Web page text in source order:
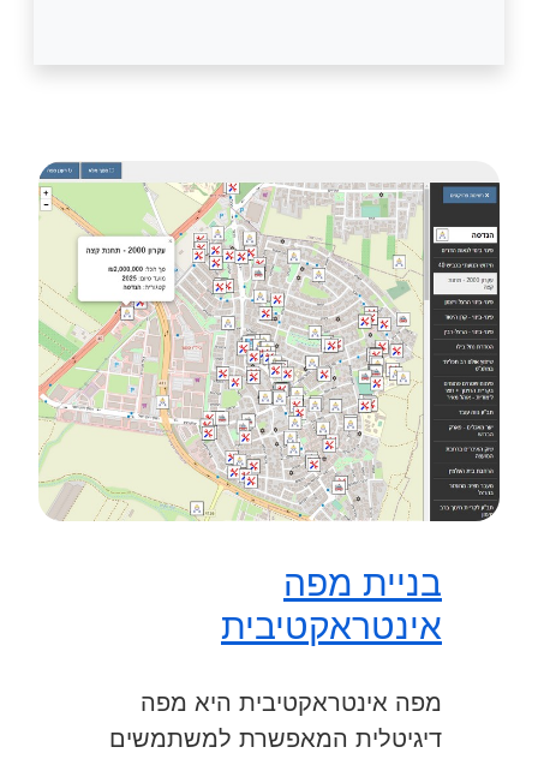
בניית מפה
אינטראקטיבית
מפה אינטראקטיבית היא מפה
דיגיטלית המאפשרת למשתמשים